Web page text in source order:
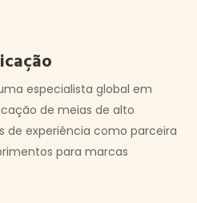
especialista global em
de meias de alto
de experiência como parceira
para marcas